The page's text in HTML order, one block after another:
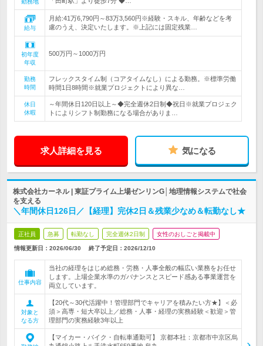
勤務地
給与
月給:41万6,790円～83万3,560円※経験・スキル、年齢などを考
慮のうえ、決定いたします。※上記には固定残業…
初年度
年収
500万円～1000万円
勤務
時間
フレックスタイム制（コアタイムなし）による勤務。※標準労働
時間1日8時間※就業プロジェクトにより異な…
休日
休暇
～年間休日120日以上～◆完全週休2日制◆祝日※就業プロジェク
トによりシフト制勤務になる場合がありま…
求人詳細を見る 気になる
株式会社カーネル | 東証プライム上場ゼンリンG│地理情報システムで社会
を支える
＼年間休日126日／【経理】完休2日＆残業少なめ＆転勤なし★
正社員 急募 転勤なし 完全週休2日制 女性のおしごと掲載中
情報更新日：2026/06/30 終了予定日： 2026/12/10
仕事内容
当社の経理をはじめ総務・労務・人事全般の幅広い業務をお任せ
します。上場企業水準のガバナンスとスピード感ある事業運営を
両立しています。
対象と
なる方
【20代～30代活躍中！管理部門でキャリアを積みたい方★】＜必
須＞高専・短大卒以上／総務・人事・経理の実務経験＜歓迎＞管
理部門の実務経験3年以上
【マイカー・バイク・自転車通勤可】 京都本社：京都市中京区烏